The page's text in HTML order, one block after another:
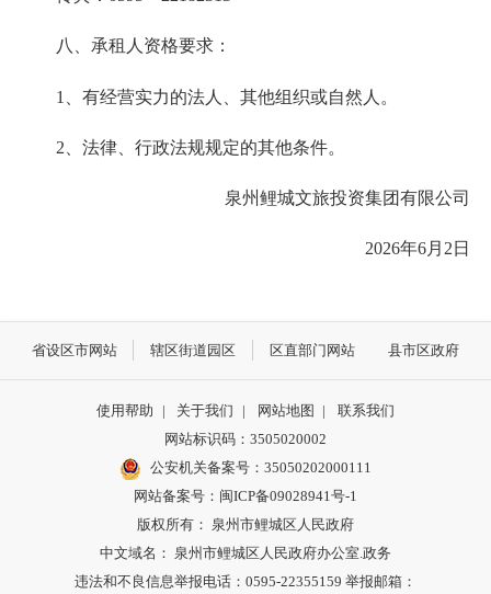
八、承租人资格要求：
1、有经营实力的法人、其他组织或自然人。
2、法律、行政法规规定的其他条件。
泉州鲤城文旅投资集团有限公司
2026年6月2日
省设区市网站 辖区街道园区 区直部门网站 县市区政府
使用帮助 | 关于我们 | 网站地图 |
联系我们
网站标识码：3505020002
公安机关备案号：35050202000111
网站备案号：闽ICP备09028941号-1
版权所有： 泉州市鲤城区人民政府
中文域名： 泉州市鲤城区人民政府办公室.政务
违法和不良信息举报电话：0595-22355159 举报邮箱：